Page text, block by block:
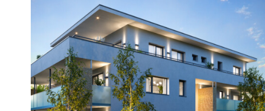
Liebenau
12 exklusive Eigentumswohnungen in
wunderschöner Ruhelage…